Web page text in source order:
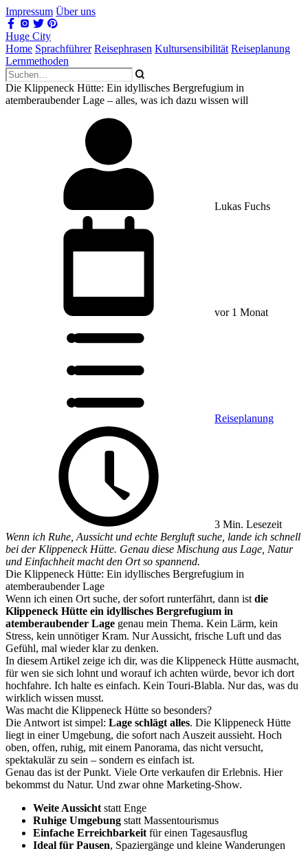
Impressum Über uns
Huge City
Home Sprachführer Reisephrasen Kultursensibilität Reiseplanung
Lernmethoden
Die Klippeneck Hütte: Ein idyllisches Bergrefugium in
atemberaubender Lage – alles, was ich dazu wissen will
Lukas Fuchs
vor 1 Monat
Reiseplanung
3 Min. Lesezeit
Wenn ich Ruhe, Aussicht und echte Bergluft suche, lande ich schnell
bei der Klippeneck Hütte. Genau diese Mischung aus Lage, Natur
und Einfachheit macht den Ort so spannend.
Die Klippeneck Hütte: Ein idyllisches Bergrefugium in
atemberaubender Lage
Wenn ich einen Ort suche, der sofort runterfährt, dann ist die
Klippeneck Hütte ein idyllisches Bergrefugium in
atemberaubender Lage genau mein Thema. Kein Lärm, kein
Stress, kein unnötiger Kram. Nur Aussicht, frische Luft und das
Gefühl, mal wieder klar zu denken.
In diesem Artikel zeige ich dir, was die Klippeneck Hütte ausmacht,
für wen sie sich lohnt und worauf ich achten würde, bevor ich dort
hochfahre. Ich halte es einfach. Kein Touri-Blabla. Nur das, was du
wirklich wissen musst.
Was macht die Klippeneck Hütte so besonders?
Die Antwort ist simpel: Lage schlägt alles. Die Klippeneck Hütte
liegt in einer Umgebung, die sofort nach Auszeit aussieht. Hoch
oben, offen, ruhig, mit einem Panorama, das nicht versucht,
spektakulär zu sein – sondern es einfach ist.
Genau das ist der Punkt. Viele Orte verkaufen dir Erlebnis. Hier
bekommst du Natur. Und zwar ohne Marketing-Show.
Weite Aussicht statt Enge
Ruhige Umgebung statt Massentourismus
Einfache Erreichbarkeit für einen Tagesausflug
Ideal für Pausen, Spaziergänge und kleine Wanderungen